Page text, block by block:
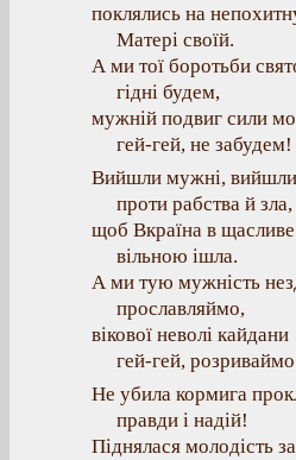
поклялись на
Матері своїй.
А ми тої боротьби
гідні будем,
мужній подвиг сили
гей-гей, не забудем!
Вийшли мужні, вийшли
проти рабства й зла,
щоб Вкраїна в
вільною ішла.
А ми тую мужність
прославляймо,
вікової неволі кайдани
гей-гей,
Не убила кормига
правди і надій!
Піднялася молодість